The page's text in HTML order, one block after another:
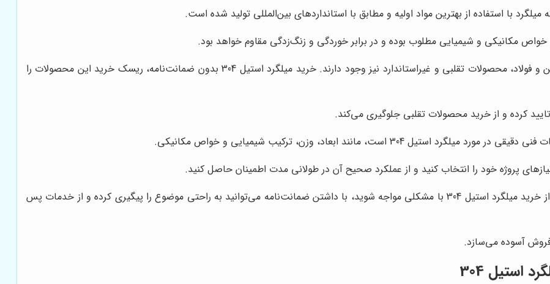
با استفاده از بهترین مواد اولیه و مطابق با استانداردهای بین‌المللی تولید شده است.
مکانیکی و شیمیایی مطلوب بوده و در برابر خوردگی و زنگ‌زدگی مقاوم خواهد بود.
متاسفانه، در بازار آهن و فولاد، محصولات تقلبی و غیراستاندارد نیز وجود دارند. خرید میلگرد استیل 304 بدون ضمانت‌نامه، ریسک خرید این محصولات را
کرده و از خرید محصولات تقلبی جلوگیری می‌کند.
استیل 304 است، مانند ابعاد، وزن، ترکیب شیمیایی و خواص مکانیکی.
پروژه خود را انتخاب کنید و از عملکرد صحیح آن در طولانی مدت اطمینان حاصل کنید.
در صورتی که پس از خرید میلگرد استیل 304 با مشکلی مواجه شوید، با داشتن ضمانت‌نامه می‌توانید به راحتی موضوع را پیگیری کرده و از خدمات پس
فروش آسوده می‌سازد.
استیل 304